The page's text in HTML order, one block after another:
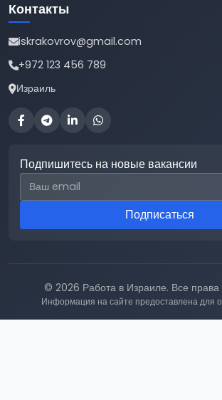
Контакты
iskrakovrov@gmail.com
+972 123 456 789
Израиль
Подпишитесь на новые вакансии
Email для подписки
Подписаться
© 2026 Работа в Израиле. Все
Информация на сайте предоставлена для